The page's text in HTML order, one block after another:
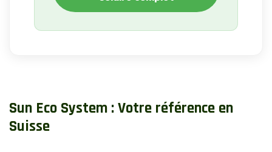
Sun Eco System :Votre référence en
Suisse